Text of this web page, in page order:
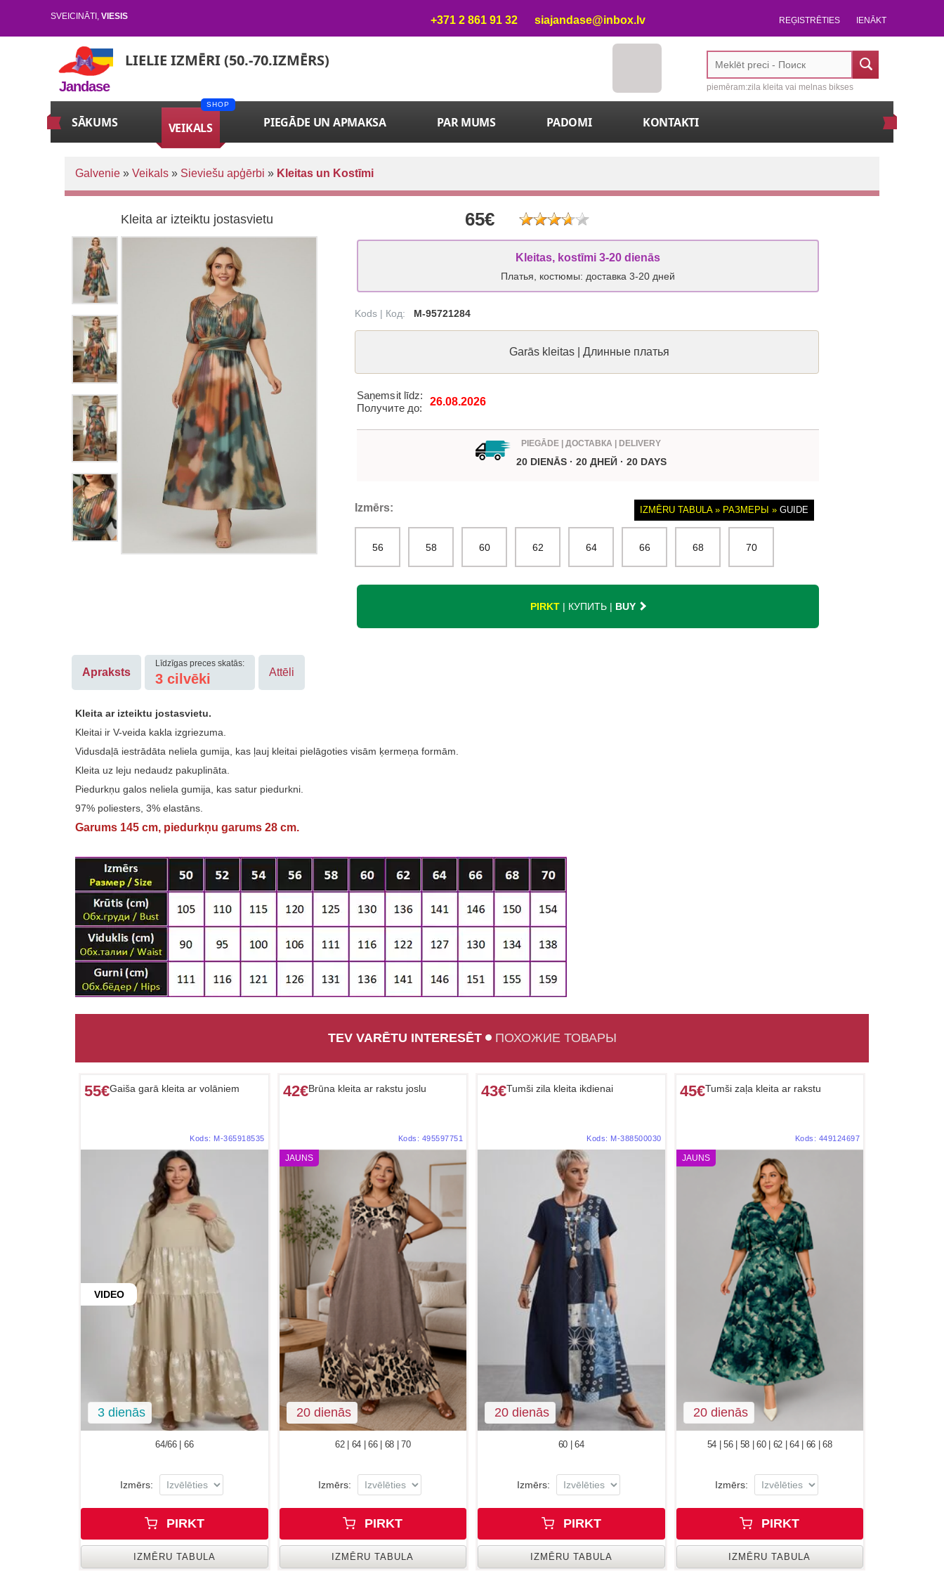
SVEICINĀTI , VIESIS +371 2 861 91 32 siajandase@inbox.lv REĢISTRĒTIES IENĀKT
Jandase
LIELIE IZMĒRI (50.-70.IZMĒRS)
piemēram:zila kleita vai melnas bikses
SĀKUMS VEIKALS PIEGĀDE UN APMAKSA PAR MUMS PADOMI KONTAKTI
Galvenie » Veikals » Sieviešu apģērbi » Kleitas un Kostīmi
Kleita ar izteiktu jostasvietu 65€
Kleitas, kostīmi 3-20 dienās
Платья, костюмы: доставка 3-20 дней
Kods | Код: M-95721284
Garās kleitas | Длинные платья
Saņemsit līdz:
Получите до:
26.08.2026
PIEGĀDE | ДОСТАВКА | DELIVERY
20 DIENĀS · 20 ДНЕЙ · 20 DAYS
IZMĒRU TABULA » РАЗМЕРЫ » GUIDE
Izmērs:
56 58 60 62 64 66 68 70
PIRKT | КУПИТЬ | BUY
Apraksts
Līdzīgas preces skatās:
3 cilvēki Attēli
Kleita ar izteiktu jostasvietu.
Kleitai ir V-veida kakla izgriezuma.
Vidusdaļā iestrādāta neliela gumija, kas ļauj kleitai pielāgoties visām ķermeņa formām.
Kleita uz leju nedaudz pakuplināta.
Piedurkņu galos neliela gumija, kas satur piedurkni.
97% poliesters, 3% elastāns.
Garums 145 cm, piedurkņu garums 28 cm.
TEV VARĒTU INTERESĒT ПОХОЖИЕ ТОВАРЫ
55€Gaiša garā kleita ar volāniem
Kods: M-365918535
VIDEO
3 dienās
64/66 | 66
Izmērs:
PIRKT
IZMĒRU TABULA
42€Brūna kleita ar rakstu joslu
Kods: 495597751
JAUNS
20 dienās
62 | 64 | 66 | 68 | 70
Izmērs:
PIRKT
IZMĒRU TABULA
43€Tumši zila kleita ikdienai
Kods: M-388500030
20 dienās
60 | 64
Izmērs:
PIRKT
IZMĒRU TABULA
45€Tumši zaļa kleita ar rakstu
Kods: 449124697
JAUNS
20 dienās
54 | 56 | 58 | 60 | 62 | 64 | 66 | 68
Izmērs:
PIRKT
IZMĒRU TABULA